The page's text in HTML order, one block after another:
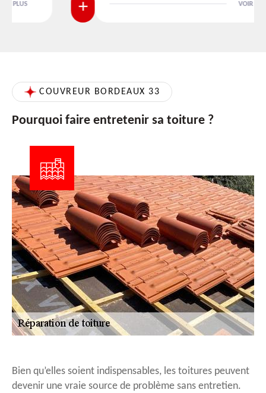
VOIR PLUS
COUVREUR BORDEAUX 33
Pourquoi faire entretenir sa toiture ?
Bien qu’elles soient indispensables, les toitures peuvent
devenir une vraie source de problème sans entretien.